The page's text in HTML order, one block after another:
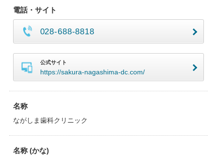
電話・サイト
028-688-8818
公式サイト
https://sakura-nagashima-dc.com/
名称
ながしま歯科クリニック
名称 (かな)